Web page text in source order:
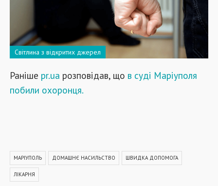
Світлина з відкритих джерел
Раніше pr.ua розповідав, що в суді Маріуполя
побили охоронця.
МАРІУПОЛЬ ДОМАШНЄ НАСИЛЬСТВО ШВИДКА ДОПОМОГА
ЛІКАРНЯ